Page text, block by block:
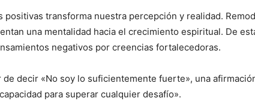
positivas transforma nuestra percepción y realidad.
una mentalidad hacia el crecimiento espiritual. De
negativos por creencias fortalecedoras.
de decir «No soy lo suficientemente fuerte», una
para superar cualquier desafío».